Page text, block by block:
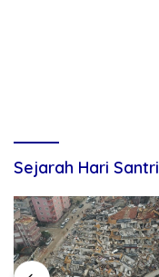
Sejarah Hari Santri